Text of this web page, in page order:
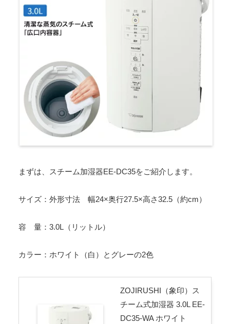
まずは、スチーム加湿器EE-DC35をご紹介します。
サイズ：外形寸法 幅24×奥行27.5×高さ32.5（約cm）
容 量：3.0L（リットル）
カラー：ホワイト（白）とグレーの2色
ZOJIRUSHI（象印）ス
チーム式加湿器 3.0L EE-
DC35-WA ホワイト